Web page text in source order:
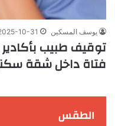
يوسف المسكين 10-31
توقيف طبيب
فتاة داخل شقة
الطقس